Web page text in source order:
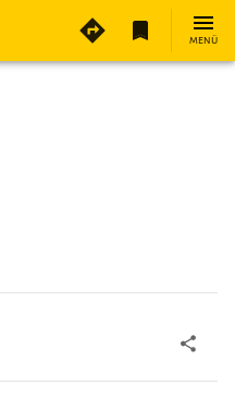
MENÜ